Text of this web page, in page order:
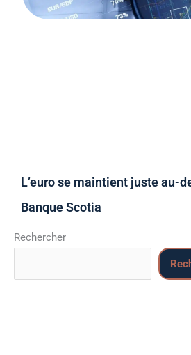
L’euro se maintient juste au-
Banque Scotia
Rechercher